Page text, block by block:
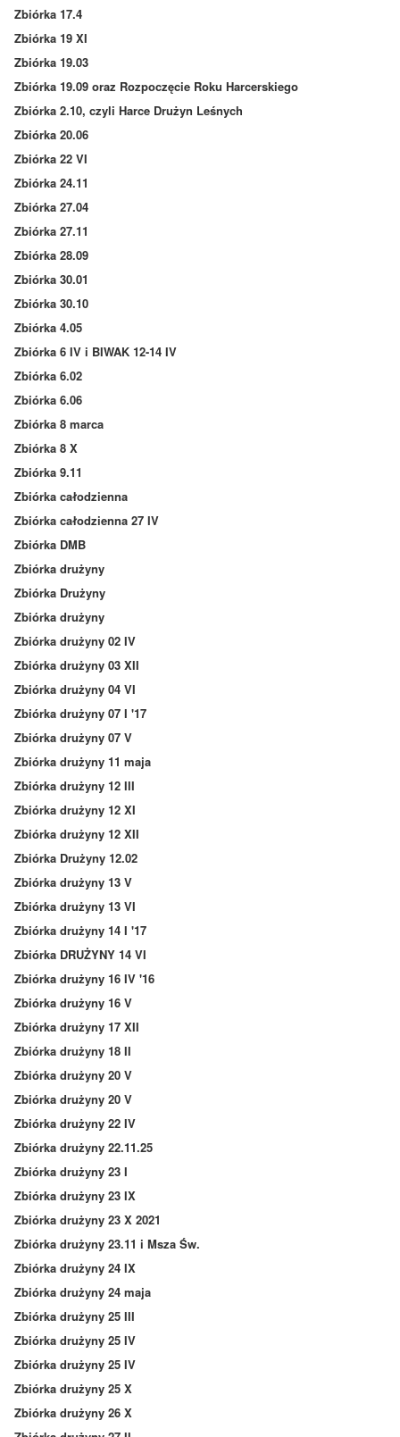
Zbiórka 17.4
Zbiórka 19 XI
Zbiórka 19.03
Zbiórka 19.09 oraz Rozpoczęcie Roku Harcerskiego
Zbiórka 2.10, czyli Harce Drużyn Leśnych
Zbiórka 20.06
Zbiórka 22 VI
Zbiórka 24.11
Zbiórka 27.04
Zbiórka 27.11
Zbiórka 28.09
Zbiórka 30.01
Zbiórka 30.10
Zbiórka 4.05
Zbiórka 6 IV i BIWAK 12-14 IV
Zbiórka 6.02
Zbiórka 6.06
Zbiórka 8 marca
Zbiórka 8 X
Zbiórka 9.11
Zbiórka całodzienna
Zbiórka całodzienna 27 IV
Zbiórka DMB
Zbiórka drużyny
Zbiórka Drużyny
Zbiórka drużyny
Zbiórka drużyny 02 IV
Zbiórka drużyny 03 XII
Zbiórka drużyny 04 VI
Zbiórka drużyny 07 I '17
Zbiórka drużyny 07 V
Zbiórka drużyny 11 maja
Zbiórka drużyny 12 III
Zbiórka drużyny 12 XI
Zbiórka drużyny 12 XII
Zbiórka Drużyny 12.02
Zbiórka drużyny 13 V
Zbiórka drużyny 13 VI
Zbiórka drużyny 14 I '17
Zbiórka DRUŻYNY 14 VI
Zbiórka drużyny 16 IV '16
Zbiórka drużyny 16 V
Zbiórka drużyny 17 XII
Zbiórka drużyny 18 II
Zbiórka drużyny 20 V
Zbiórka drużyny 20 V
Zbiórka drużyny 22 IV
Zbiórka drużyny 22.11.25
Zbiórka drużyny 23 I
Zbiórka drużyny 23 IX
Zbiórka drużyny 23 X 2021
Zbiórka drużyny 23.11 i Msza Św.
Zbiórka drużyny 24 IX
Zbiórka drużyny 24 maja
Zbiórka drużyny 25 III
Zbiórka drużyny 25 IV
Zbiórka drużyny 25 IV
Zbiórka drużyny 25 X
Zbiórka drużyny 26 X